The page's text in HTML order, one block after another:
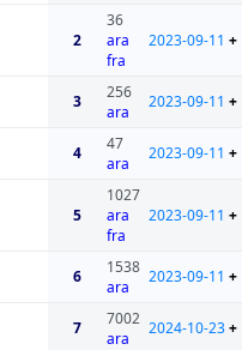
2
36
ara
fra
2023-09-11 +
3
256
ara
2023-09-11 +
4
47
ara
2023-09-11 +
5
1027
ara
fra
2023-09-11 +
6
1538
ara
2023-09-11 +
7
7002
ara
2024-10-23+